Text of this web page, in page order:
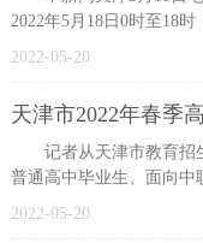
2022年5月18日0时至18
测阳性感
2022-05-20
天津市2022年春季
记者从天津市教育招生
普通高中毕业生、面向
极应对当
2022-05-20